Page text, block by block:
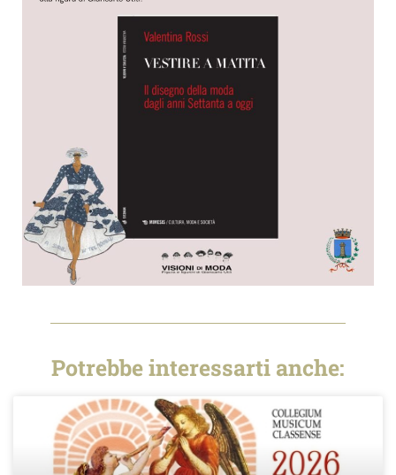
Potrebbe interessarti anche: